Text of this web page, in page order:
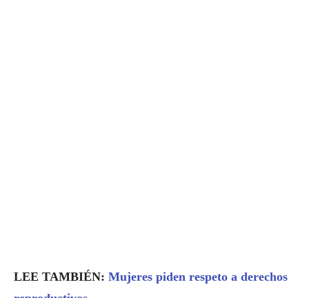
LEE TAMBIÉN: Mujeres piden respeto a derechos